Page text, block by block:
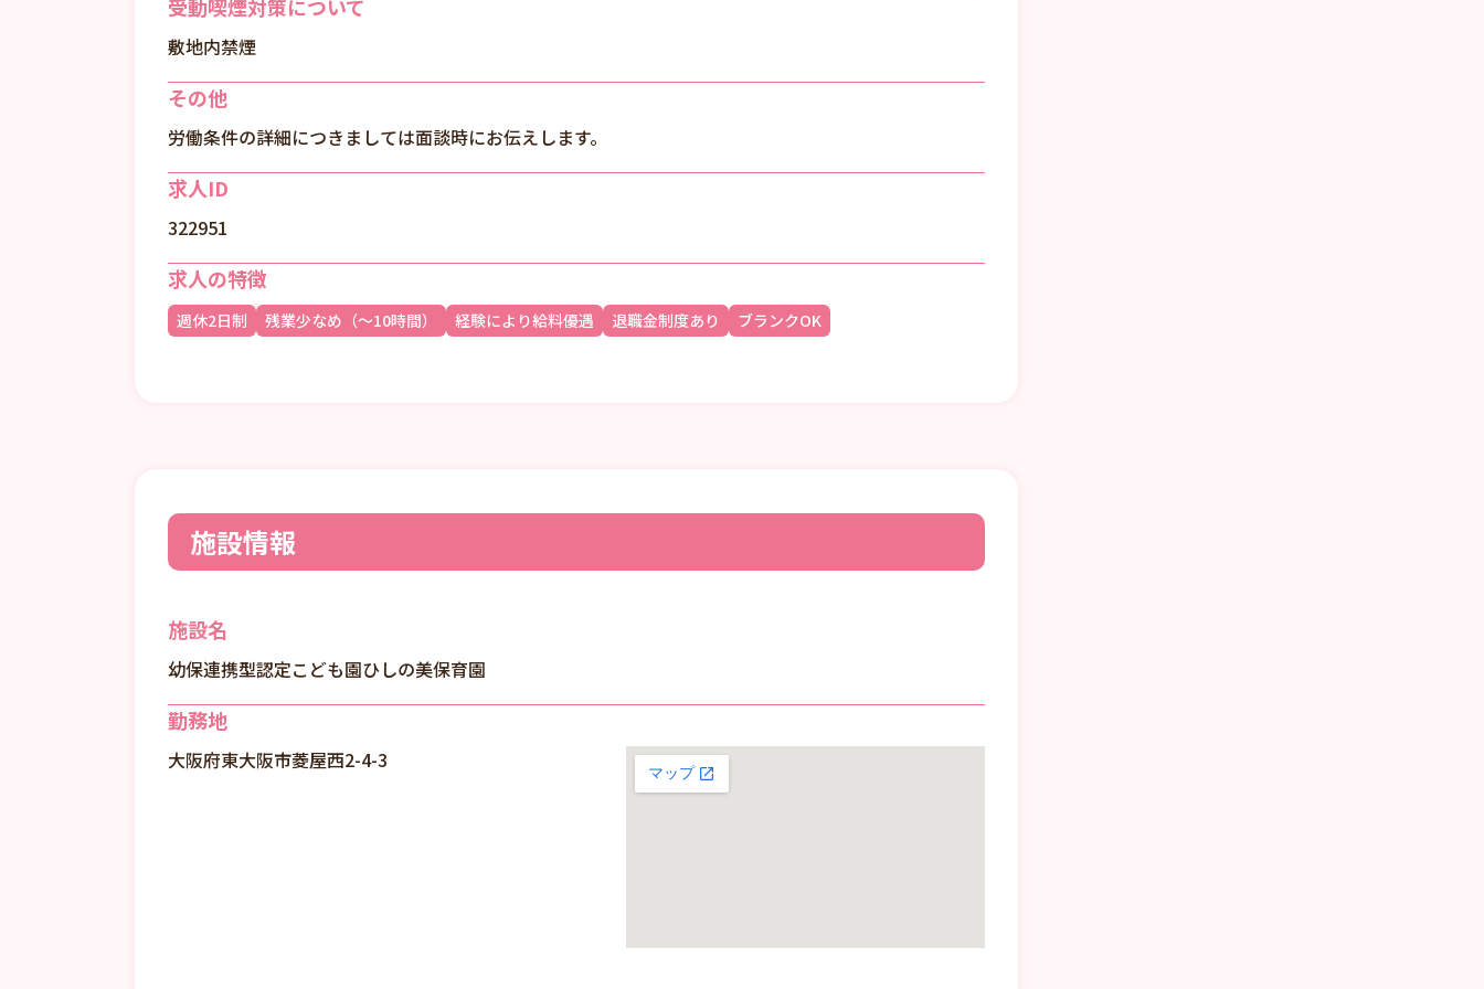
受動喫煙対策について
敷地内禁煙
その他
労働条件の詳細につきましては面談時にお伝えします。
求人ID
322951
求人の特徴
週休2日制 残業少なめ（～10時間） 経験により給料優遇 退職金制度あり ブランクOK
施設情報
施設名
幼保連携型認定こども園ひしの美保育園
勤務地
大阪府東大阪市菱屋西2-4-3